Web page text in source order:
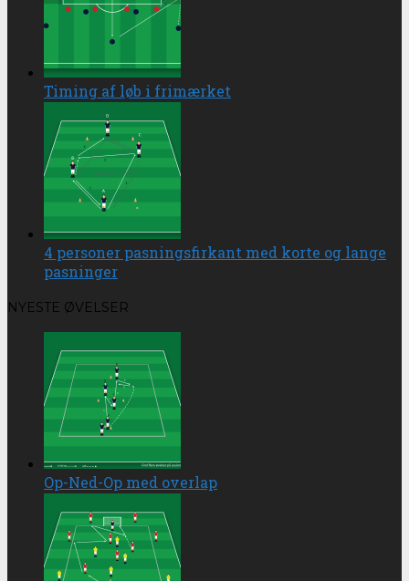
Timing af løb i frimærket
4 personer pasningsfirkant med korte og lange
pasninger
NYESTE ØVELSER
Op-Ned-Op med overlap